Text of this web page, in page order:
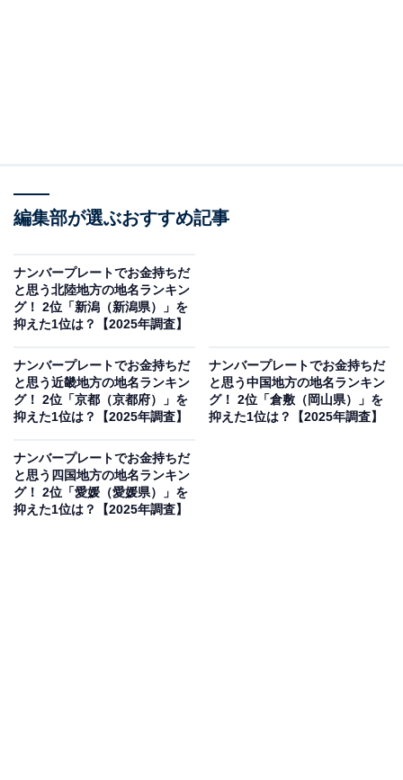
／岐阜県）、「中部地方の経済・商業の中心で、高級車
都）、「金沢へ仕事で行った際に大きな家が多く、金持
ちが多かったから」（30代男性／兵庫県）などのコメン
トがありました。
編集部が選ぶおすすめ記事
ナンバープレートでお金持ちだ
と思う北陸地方の地名ランキン
グ！ 2位「新潟（新潟県）」を
抑えた1位は？【2025年調査】
ナンバープレートでお金持ちだ
と思う近畿地方の地名ランキン
グ！ 2位「京都（京都府）」を
抑えた1位は？【2025年調査】
ナンバープレートでお金持ちだ
と思う中国地方の地名ランキン
グ！ 2位「倉敷（岡山県）」を
抑えた1位は？【2025年調査】
ナンバープレートでお金持ちだ
と思う四国地方の地名ランキン
グ！ 2位「愛媛（愛媛県）」を
抑えた1位は？【2025年調査】